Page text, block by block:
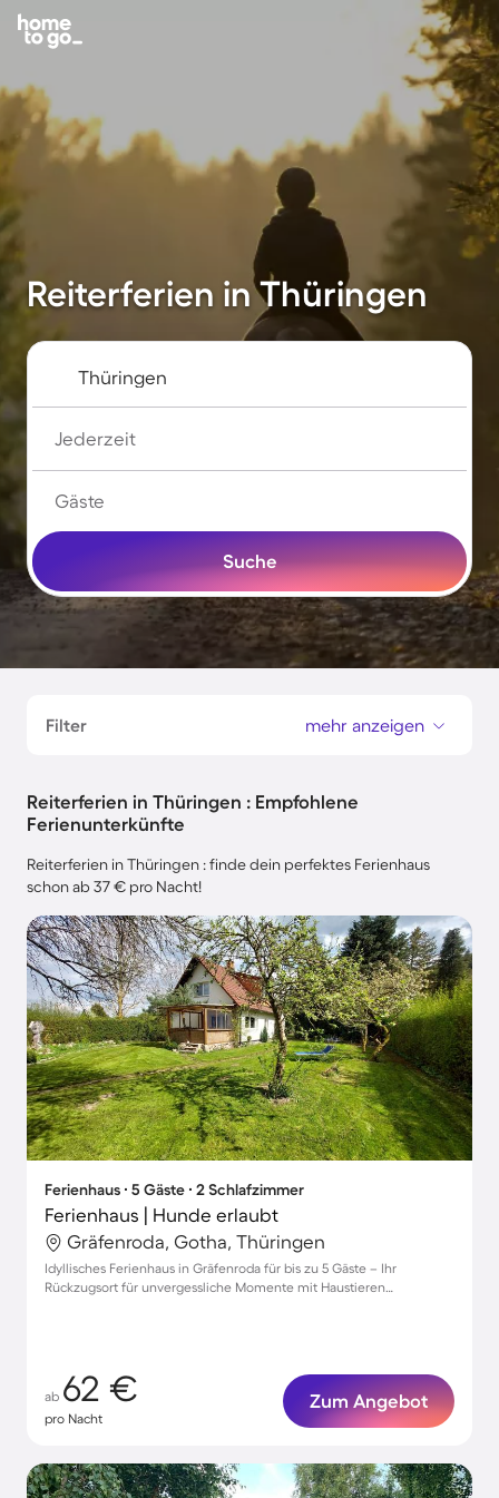
Reiterferien in Thüringen
Jederzeit
Gäste
Suche
Filter mehr anzeigen
Reiterferien in Thüringen : Empfohlene
Ferienunterkünfte
Reiterferien in Thüringen : finde dein perfektes Ferienhaus
schon ab 37 € pro Nacht!
Ferienhaus ∙ 5 Gäste ∙ 2 Schlafzimmer
Ferienhaus | Hunde erlaubt
Gräfenroda, Gotha, Thüringen
Idyllisches Ferienhaus in Gräfenroda für bis zu 5 Gäste – Ihr
Rückzugsort für unvergessliche Momente mit Haustieren
ab 62 €
pro Nacht
Zum Angebot